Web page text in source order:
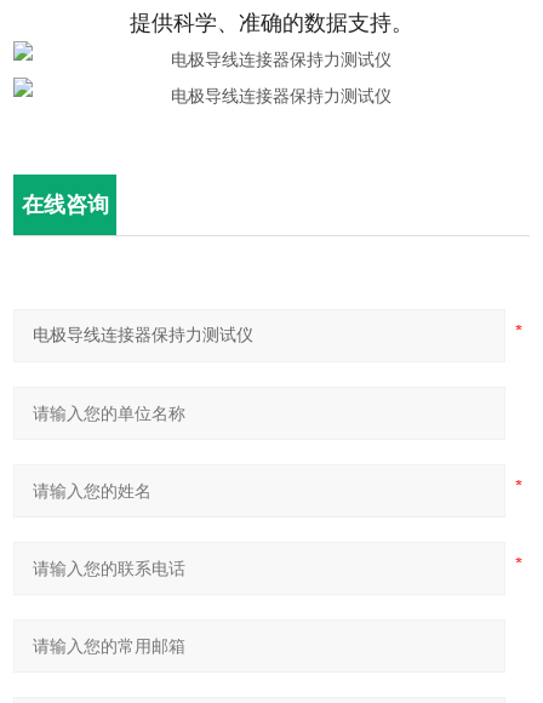
提供科学、准确的数据支持。
在线咨询